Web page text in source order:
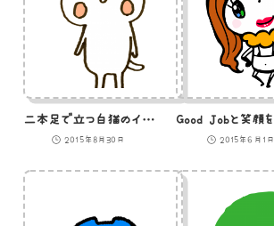
二本足で立つ白猫のイラスト
2015年8月30日 2015年6月1日